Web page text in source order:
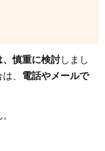
、慎重に検討しまし
、 電話やメールで